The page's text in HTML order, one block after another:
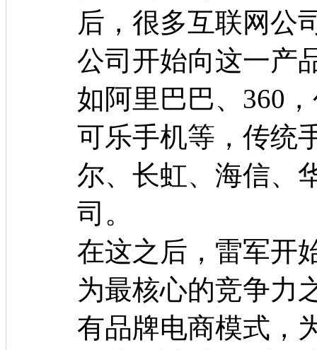
后，很多互联网公
公司开始向这一产
如阿里巴巴、360
可乐手机等，传统
尔、长虹、海信、
司。
在这之后，雷军开
为最核心的竞争力
有品牌电商模式，